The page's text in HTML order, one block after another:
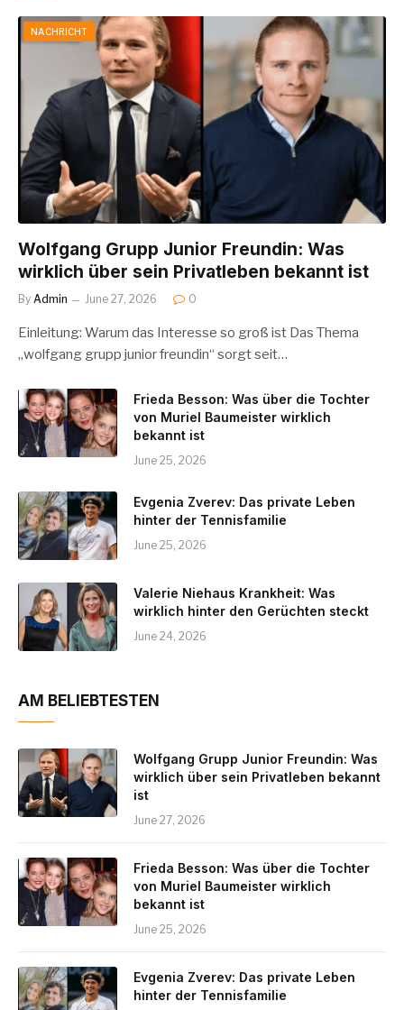
NACHRICHT
Wolfgang Grupp Junior Freundin: Was
wirklich über sein Privatleben bekannt ist
By Admin June 27, 2026 0
Einleitung: Warum das Interesse so groß ist Das Thema
„wolfgang grupp junior freundin“ sorgt seit…
Frieda Besson: Was über die Tochter
von Muriel Baumeister wirklich
bekannt ist
June 25, 2026
Evgenia Zverev: Das private Leben
hinter der Tennisfamilie
June 25, 2026
Valerie Niehaus Krankheit: Was
wirklich hinter den Gerüchten steckt
June 24, 2026
AM BELIEBTESTEN
Wolfgang Grupp Junior Freundin: Was
wirklich über sein Privatleben bekannt
ist
June 27, 2026
Frieda Besson: Was über die Tochter
von Muriel Baumeister wirklich
bekannt ist
June 25, 2026
Evgenia Zverev: Das private Leben
hinter der Tennisfamilie